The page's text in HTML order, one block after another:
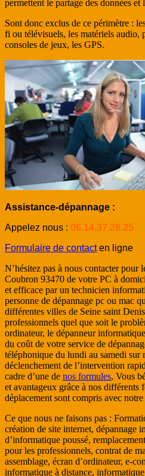
permettent le partage des données
Sont donc exclus de ce périmètre :
fi ou télévisuels, les matériels audio,
consoles de jeux, les GPS.
Assistance-dépannage :
Appelez nous : 06.14.37.28.25
Formulaire de contacten ligne
N’hésitez pas à nous contacter pour
Coubron 93470 de votre PC à
et efficace par un technicien
personne de dépannage pc ou mac
différentes villes de Seine saint
professionnels quel que soit le
ordinateur, le dépanneur
du coût de votre service de
téléphonique du lundi au samedi sur
déclenchement de l’intervention
cadre d’une de nos formules, Vous
et avantageux grâce à nos différents
déplacement sont compris avec
Ce que nous ne faisons pas :
création de site internet, dépannage
d’informatique poussé,
pour les professionnels, contrat de
assemblage, écran d’ordinateur, e-
informatique à distance,